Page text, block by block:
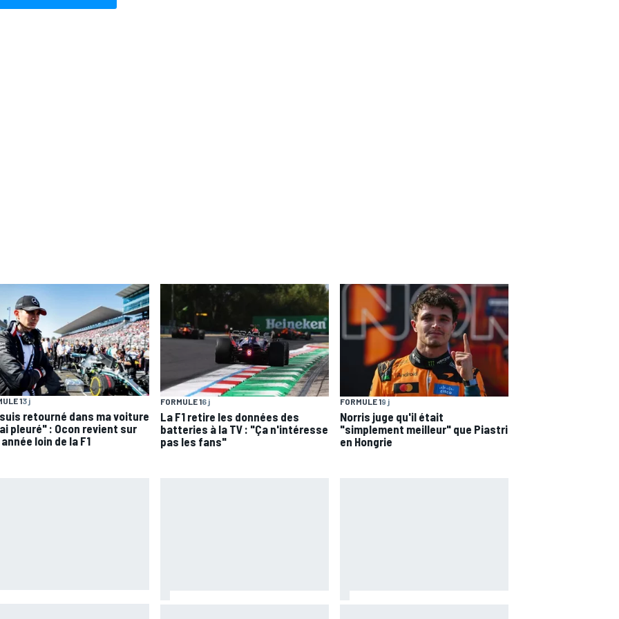
13 j
retourné dans ma voiture
pleuré" : Ocon revient sur
loin de la F1
FORMULE 16 j
La F1 retire les données des
batteries à la TV : "Ça n'intéresse
pas les fans"
FORMULE 19 j
Norris juge qu'il était
"simplement meilleur" que Piastri
en Hongrie